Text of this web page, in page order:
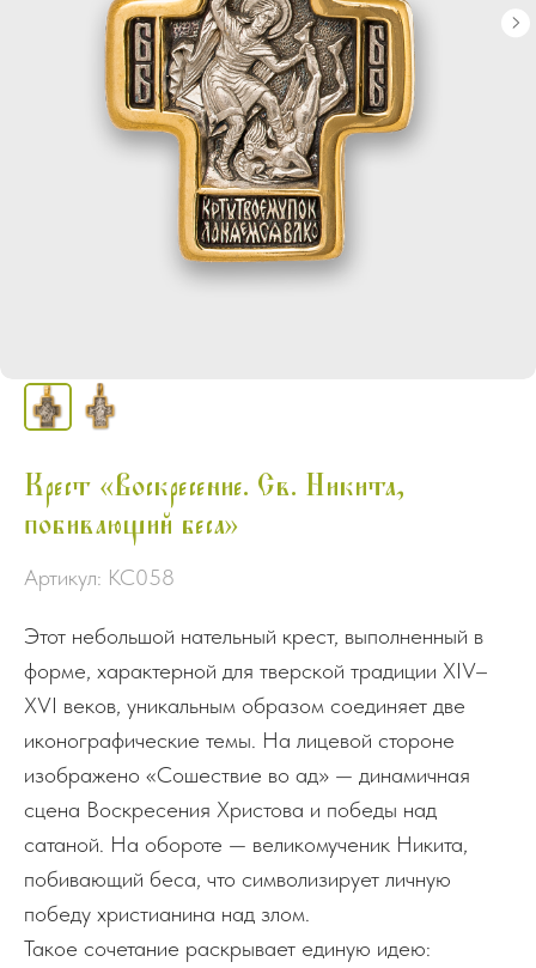
Крест «Воскресение. Св. Никита,
побивающий беса»
Артикул: КС058
Этот небольшой нательный крест, выполненный в
форме, характерной для тверской традиции XIV–
XVI веков, уникальным образом соединяет две
иконографические темы. На лицевой стороне
изображено «Сошествие во ад» — динамичная
сцена Воскресения Христова и победы над
сатаной. На обороте — великомученик Никита,
побивающий беса, что символизирует личную
победу христианина над злом.
Такое сочетание раскрывает единую идею: